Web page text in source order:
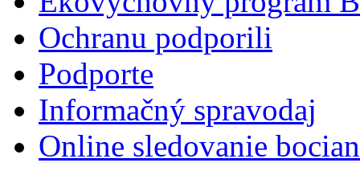
Ochranu podporili
Podporte
Informačný spravodaj
Online sledovanie